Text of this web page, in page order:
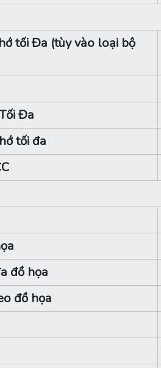
tối Đa (tùy vào loại bộ
Đa
tối đa
đồ họa
đồ họa